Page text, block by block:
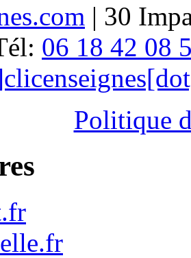
| 30
06 18 42 08
Politique